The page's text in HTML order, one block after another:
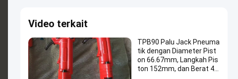
Video terkait
TPB90 Palu Jack Pneuma
tik dengan Diameter Pist
on 66.67mm, Langkah Pis
ton 152mm, dan Berat 42